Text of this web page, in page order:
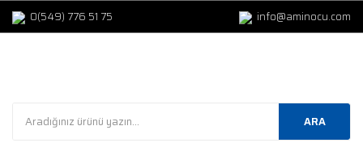
0(549) 776 51 75 info@aminocu.com
ARA